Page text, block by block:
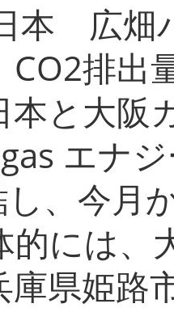
本 広畑
排出
と大阪
エナ
し、今月
的には、
庫県姫路